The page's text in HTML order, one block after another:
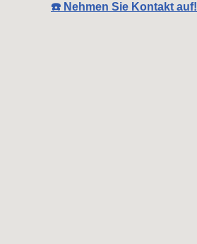
☎️ Nehmen Sie Kontakt auf!